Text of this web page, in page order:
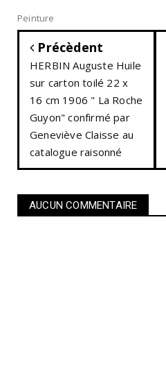
Peinture
Précèdent
HERBIN Auguste Huile
sur carton toilé 22 x
16 cm 1906 " La Roche
Guyon" confirmé par
Geneviève Claisse au
catalogue raisonné
AUCUN COMMENTAIRE